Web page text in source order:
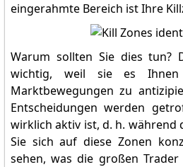
eingerahmte Bereich ist Ihre
Warum sollten Sie dies tun?
wichtig, weil sie es Ihnen
Marktbewegungen zu
Entscheidungen werden
wirklich aktiv ist, d. h. während
Sie sich auf diese Zonen
sehen, was die großen